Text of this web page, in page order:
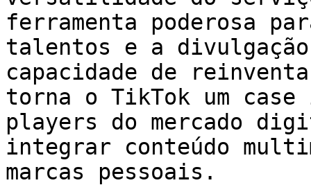
ferramenta poderosa
talentos e a
capacidade de
torna o TikTok um
players do mercado
integrar conteúdo
marcas pessoais.